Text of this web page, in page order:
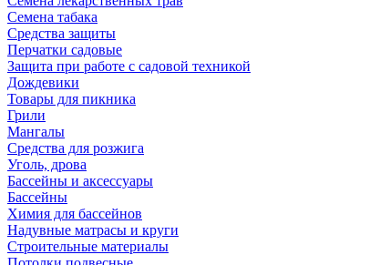
Семена табака
Средства защиты
Перчатки садовые
Защита при работе с садовой техникой
Дождевики
Товары для пикника
Грили
Мангалы
Средства для розжига
Уголь, дрова
Бассейны и аксессуары
Бассейны
Химия для бассейнов
Надувные матрасы и круги
Строительные материалы